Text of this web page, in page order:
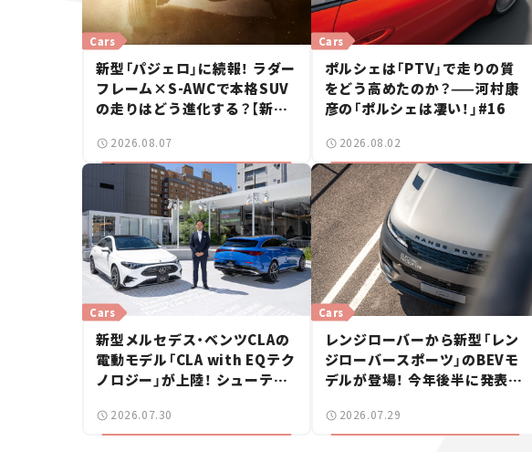
Cars
新型「パジェロ」に続報！ ラダー
フレーム×S-AWCで本格SUV
の走りはどう進化する？【新車
2026.08.07
Cars
ポルシェは「PTV」で走りの質
をどう高めたのか？——河村康
彦の「ポルシェは凄い！」#16
2026.08.02
Cars
新型メルセデス・ベンツCLAの
電動モデル「CLA with EQテク
ノロジー」が上陸！ シューティ
ース】
2026.07.30
Cars
レンジローバーから新型「レン
ジローバースポーツ」のBEVモ
デルが登場！ 今年後半に発表へ
2026.07.29